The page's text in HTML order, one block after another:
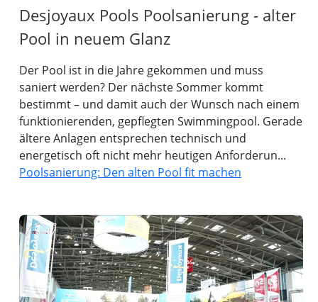
Desjoyaux Pools Poolsanierung - alter
Pool in neuem Glanz
Der Pool ist in die Jahre gekommen und muss
saniert werden? Der nächste Sommer kommt
bestimmt – und damit auch der Wunsch nach einem
funktionierenden, gepflegten Swimmingpool. Gerade
ältere Anlagen entsprechen technisch und
energetisch oft nicht mehr heutigen Anforderun...
Poolsanierung: Den alten Pool fit machen